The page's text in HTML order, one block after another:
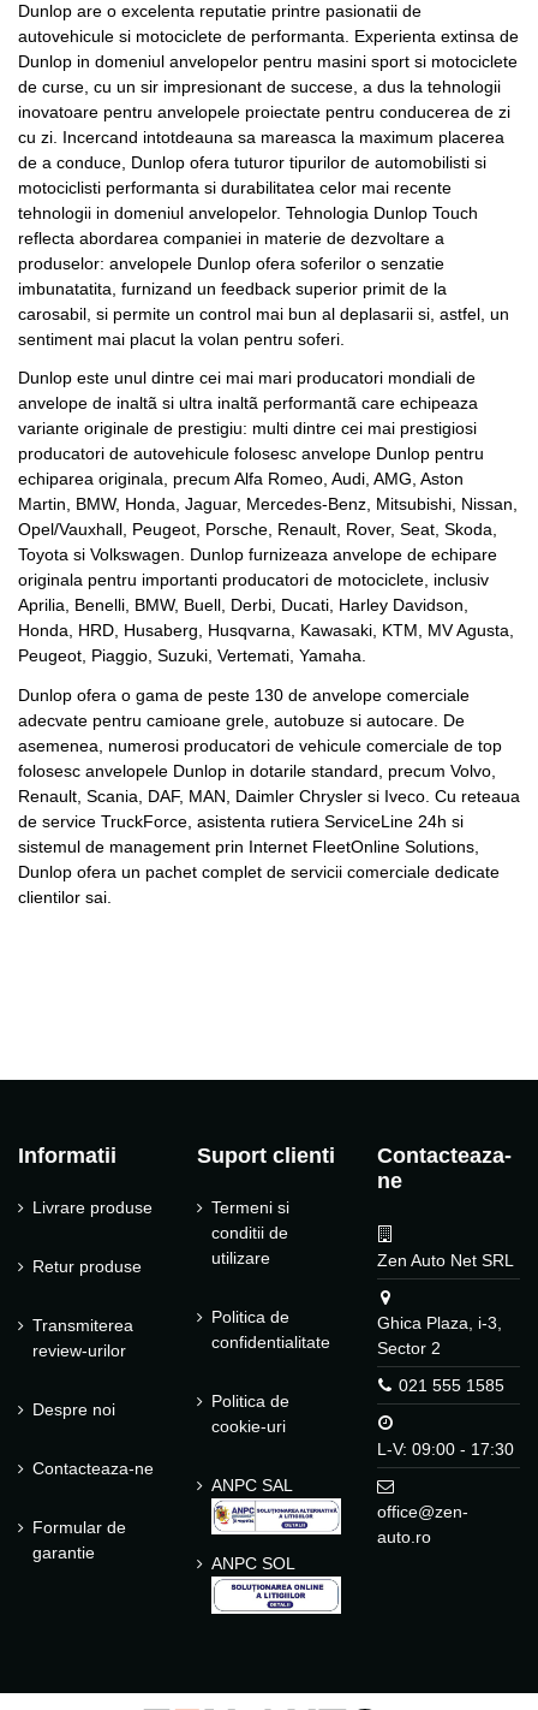
Dunlop are o excelenta reputatie printre pasionatii de
autovehicule si motociclete de performanta. Experienta extinsa de
Dunlop in domeniul anvelopelor pentru masini sport si motociclete
de curse, cu un sir impresionant de succese, a dus la tehnologii
inovatoare pentru anvelopele proiectate pentru conducerea de zi
cu zi. Incercand intotdeauna sa mareasca la maximum placerea
de a conduce, Dunlop ofera tuturor tipurilor de automobilisti si
motociclisti performanta si durabilitatea celor mai recente
tehnologii in domeniul anvelopelor. Tehnologia Dunlop Touch
reflecta abordarea companiei in materie de dezvoltare a
produselor: anvelopele Dunlop ofera soferilor o senzatie
imbunatatita, furnizand un feedback superior primit de la
carosabil, si permite un control mai bun al deplasarii si, astfel, un
sentiment mai placut la volan pentru soferi.
Dunlop este unul dintre cei mai mari producatori mondiali de
anvelope de inaltã si ultra inaltã performantã care echipeaza
variante originale de prestigiu: multi dintre cei mai prestigiosi
producatori de autovehicule folosesc anvelope Dunlop pentru
echiparea originala, precum Alfa Romeo, Audi, AMG, Aston
Martin, BMW, Honda, Jaguar, Mercedes-Benz, Mitsubishi, Nissan,
Opel/Vauxhall, Peugeot, Porsche, Renault, Rover, Seat, Skoda,
Toyota si Volkswagen. Dunlop furnizeaza anvelope de echipare
originala pentru importanti producatori de motociclete, inclusiv
Aprilia, Benelli, BMW, Buell, Derbi, Ducati, Harley Davidson,
Honda, HRD, Husaberg, Husqvarna, Kawasaki, KTM, MV Agusta,
Peugeot, Piaggio, Suzuki, Vertemati, Yamaha.
Dunlop ofera o gama de peste 130 de anvelope comerciale
adecvate pentru camioane grele, autobuze si autocare. De
asemenea, numerosi producatori de vehicule comerciale de top
folosesc anvelopele Dunlop in dotarile standard, precum Volvo,
Renault, Scania, DAF, MAN, Daimler Chrysler si Iveco. Cu reteaua
de service TruckForce, asistenta rutiera ServiceLine 24h si
sistemul de management prin Internet FleetOnline Solutions,
Dunlop ofera un pachet complet de servicii comerciale dedicate
clientilor sai.
Informatii
Livrare produse
Retur produse
Transmiterea
review-urilor
Despre noi
Contacteaza-ne
Formular de
garantie
Suport clienti
Termeni si
conditii de
utilizare
Politica de
confidentialitate
Politica de
cookie-uri
ANPC SAL
ANPC SOL
Contacteaza-
ne
Zen Auto Net SRL
Ghica Plaza, i-3,
Sector 2
021 555 1585
L-V: 09:00 - 17:30
office@zen-
auto.ro